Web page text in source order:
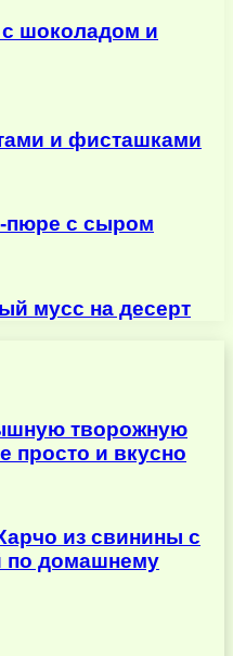
шоколадом и
и фисташками
пюре с сыром
мусс на десерт
творожную
просто и вкусно
из свинины с
по домашнему